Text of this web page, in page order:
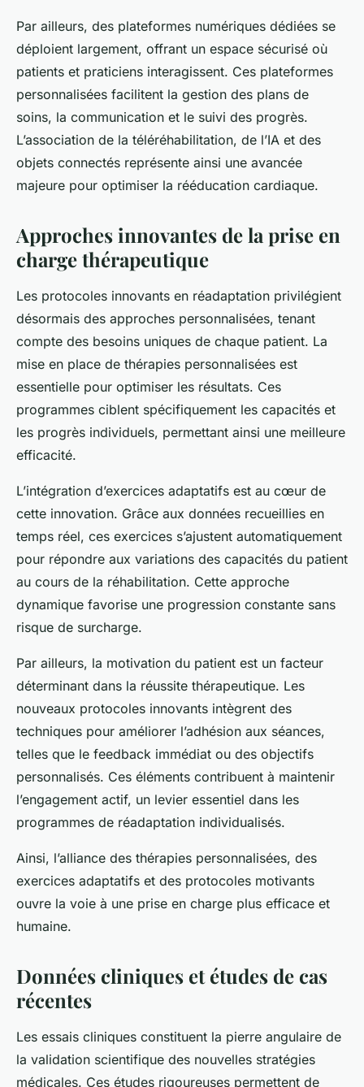
Par ailleurs, des plateformes numériques dédiées se
déploient largement, offrant un espace sécurisé où
patients et praticiens interagissent. Ces plateformes
personnalisées facilitent la gestion des plans de
soins, la communication et le suivi des progrès.
L’association de la téléréhabilitation, de l’IA et des
objets connectés représente ainsi une avancée
majeure pour optimiser la rééducation cardiaque.
Approches innovantes de la prise en
charge thérapeutique
Les protocoles innovants en réadaptation privilégient
désormais des approches personnalisées, tenant
compte des besoins uniques de chaque patient. La
mise en place de thérapies personnalisées est
essentielle pour optimiser les résultats. Ces
programmes ciblent spécifiquement les capacités et
les progrès individuels, permettant ainsi une meilleure
efficacité.
L’intégration d’exercices adaptatifs est au cœur de
cette innovation. Grâce aux données recueillies en
temps réel, ces exercices s’ajustent automatiquement
pour répondre aux variations des capacités du patient
au cours de la réhabilitation. Cette approche
dynamique favorise une progression constante sans
risque de surcharge.
Par ailleurs, la motivation du patient est un facteur
déterminant dans la réussite thérapeutique. Les
nouveaux protocoles innovants intègrent des
techniques pour améliorer l’adhésion aux séances,
telles que le feedback immédiat ou des objectifs
personnalisés. Ces éléments contribuent à maintenir
l’engagement actif, un levier essentiel dans les
programmes de réadaptation individualisés.
Ainsi, l’alliance des thérapies personnalisées, des
exercices adaptatifs et des protocoles motivants
ouvre la voie à une prise en charge plus efficace et
humaine.
Données cliniques et études de cas
récentes
Les essais cliniques constituent la pierre angulaire de
la validation scientifique des nouvelles stratégies
médicales. Ces études rigoureuses permettent de